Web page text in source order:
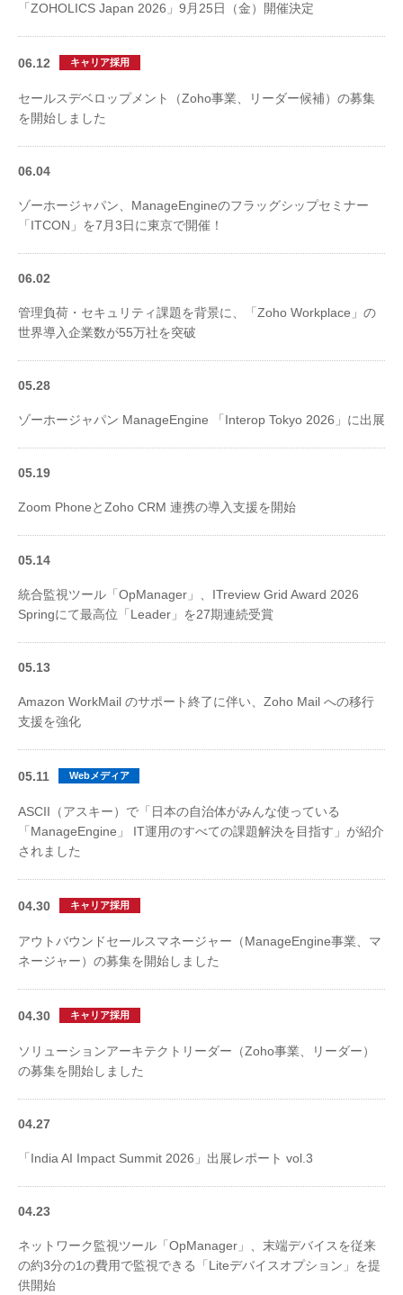
「ZOHOLICS Japan 2026」9月25日（金）開催決定
06.12 キャリア採用
セールスデベロップメント（Zoho事業、リーダー候補）の募集
を開始しました
06.04
ゾーホージャパン、ManageEngineのフラッグシップセミナー
「ITCON」を7月3日に東京で開催！
06.02
管理負荷・セキュリティ課題を背景に、「Zoho Workplace」の
世界導入企業数が55万社を突破
05.28
ゾーホージャパン ManageEngine 「Interop Tokyo 2026」に出展
05.19
Zoom PhoneとZoho CRM 連携の導入支援を開始
05.14
統合監視ツール「OpManager」、ITreview Grid Award 2026
Springにて最高位「Leader」を27期連続受賞
05.13
Amazon WorkMail のサポート終了に伴い、Zoho Mail への移行
支援を強化
05.11 Webメディア
ASCII（アスキー）で「日本の自治体がみんな使っている
「ManageEngine」 IT運用のすべての課題解決を目指す」が紹介
されました
04.30 キャリア採用
アウトバウンドセールスマネージャー（ManageEngine事業、マ
ネージャー）の募集を開始しました
04.30 キャリア採用
ソリューションアーキテクトリーダー（Zoho事業、リーダー）
の募集を開始しました
04.27
「India AI Impact Summit 2026」出展レポート vol.3
04.23
ネットワーク監視ツール「OpManager」、末端デバイスを従来
の約3分の1の費用で監視できる「Liteデバイスオプション」を提
供開始